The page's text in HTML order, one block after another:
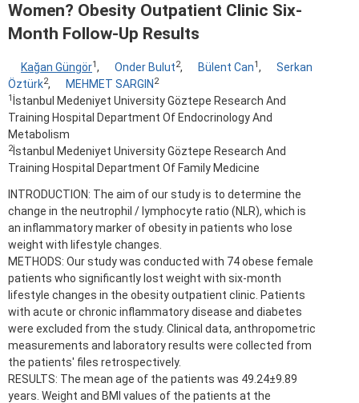
Women? Obesity Outpatient Clinic Six-
Month Follow-Up Results
Kağan Güngör1, Onder Bulut2, Bülent Can1,
Serkan
Öztürk2, MEHMET SARGIN 2
1 İstanbul Medeniyet University Göztepe Research And
Training Hospital Department Of Endocrinology And
Metabolism
2İstanbul Medeniyet University Göztepe Research And
Training Hospital Department Of Family Medicine
INTRODUCTION: The aim of our study is to determine the
change in the neutrophil / lymphocyte ratio (NLR), which is
an inflammatory marker of obesity in patients who lose
weight with lifestyle changes.
METHODS: Our study was conducted with 74 obese female
patients who significantly lost weight with six-month
lifestyle changes in the obesity outpatient clinic. Patients
with acute or chronic inflammatory disease and diabetes
were excluded from the study. Clinical data, anthropometric
measurements and laboratory results were collected from
the patients' files retrospectively.
RESULTS: The mean age of the patients was 49.24±9.89
years. Weight and BMI values of the patients at the